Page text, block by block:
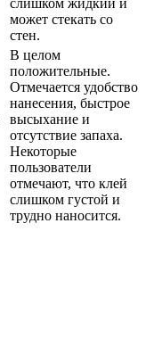
может стекать со
стен.
В целом
положительные.
Отмечается удобство
нанесения, быстрое
высыхание и
отсутствие запаха.
Некоторые
пользователи
отмечают, что клей
слишком густой и
трудно наносится.